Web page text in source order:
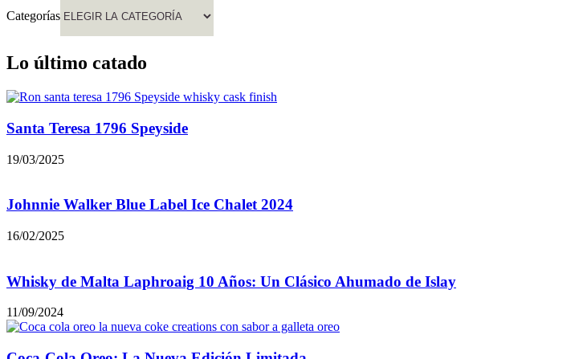
Categorías
Lo último catado
Santa Teresa 1796 Speyside
19/03/2025
Johnnie Walker Blue Label Ice Chalet 2024
16/02/2025
Whisky de Malta Laphroaig 10 Años: Un Clásico Ahumado de Islay
11/09/2024